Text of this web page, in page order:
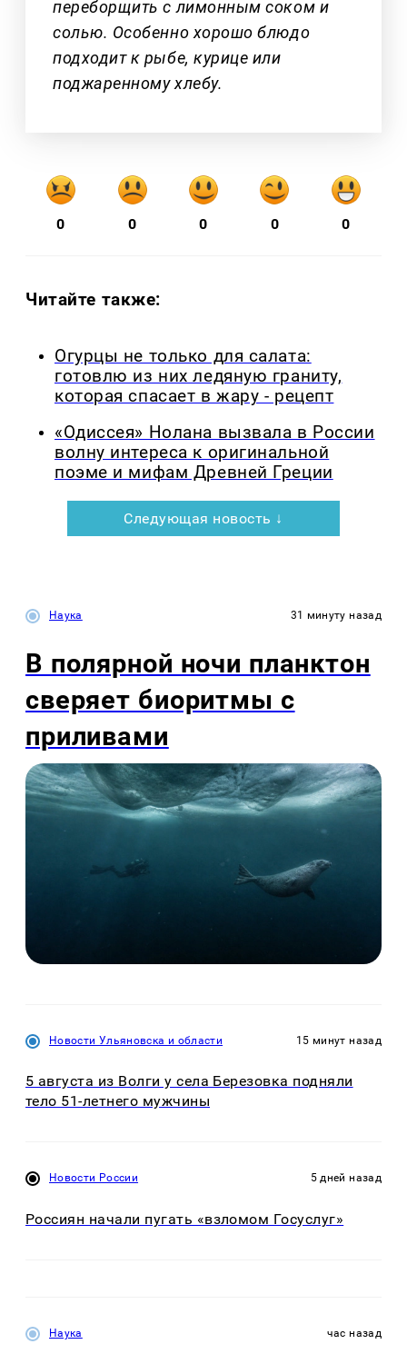
переборщить с лимонным соком и
солью. Особенно хорошо блюдо
подходит к рыбе, курице или
поджаренному хлебу.
0 0 0 0 0
Читайте также:
Огурцы не только для салата:
готовлю из них ледяную граниту,
которая спасает в жару - рецепт
«Одиссея» Нолана вызвала в России
волну интереса к оригинальной
поэме и мифам Древней Греции
Следующая новость ↓
Наука 31 минуту назад
В полярной ночи планктон
сверяет биоритмы с
приливами
Новости Ульяновска и области 15 минут назад
5 августа из Волги у села Березовка подняли
тело 51-летнего мужчины
Новости России 5 дней назад
Россиян начали пугать «взломом Госуслуг»
Наука час назад